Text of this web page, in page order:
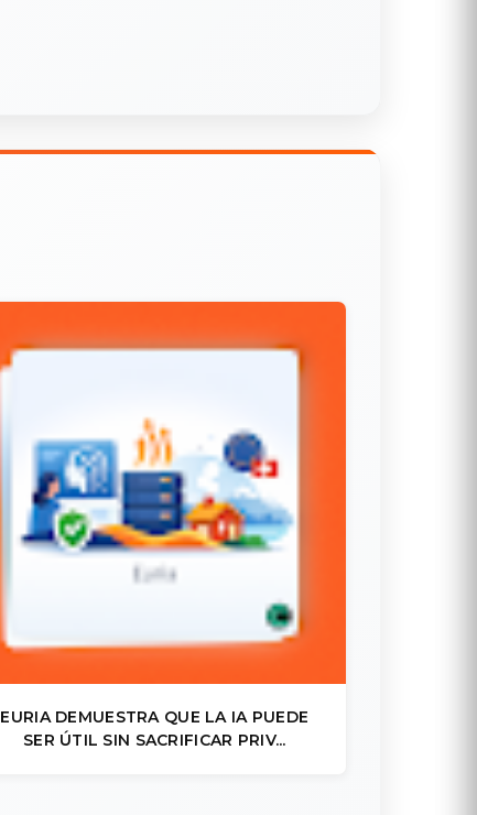
EURIA DEMUESTRA QUE LA IA PUEDE
SER ÚTIL SIN SACRIFICAR PRIV...